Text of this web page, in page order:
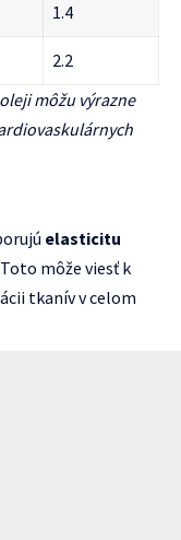
1.4
2.2
môžu výrazne
elasticitu
môže viesť k
tkanív v celom